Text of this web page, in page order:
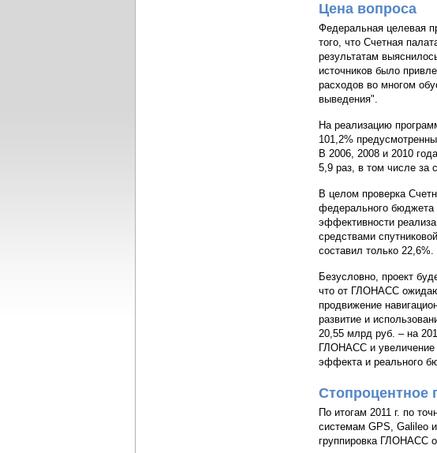
Цена вопроса
Федеральная целевая
того, что Счетная
результатам
источников было
расходов во многом
выведения".
На реализацию
101,2%
В 2006, 2008 и 2010
5,9 раз, в том числе за
В целом проверка
федерального бюджета
эффективности
средствами
составил только 22,6%.
Безусловно, проект
что от ГЛОНАСС
продвижение
развитие и
20,55 млрд руб. – на
ГЛОНАСС и увеличение
эффекта и реального
Стопроцентное
По итогам 2011 г. по
системам GPS, Galileo
группировка ГЛОНАСС